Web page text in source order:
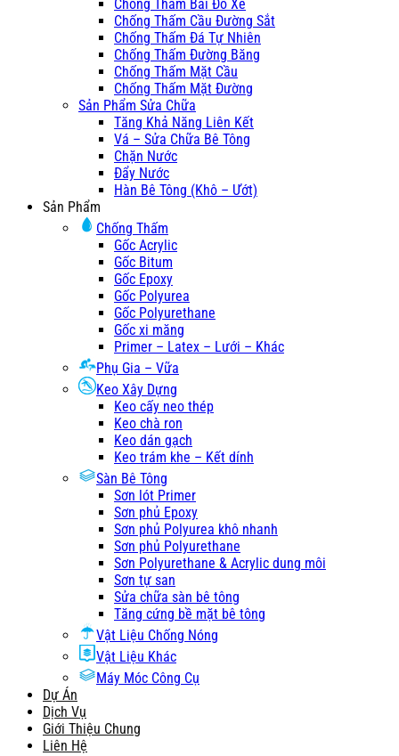
Chống Thấm Bãi Đỗ Xe
Chống Thấm Cầu Đường Sắt
Chống Thấm Đá Tự Nhiên
Chống Thấm Đường Băng
Chống Thấm Mặt Cầu
Chống Thấm Mặt Đường
Sản Phẩm Sửa Chữa
Tăng Khả Năng Liên Kết
Vá – Sửa Chữa Bê Tông
Chặn Nước
Đẩy Nước
Hàn Bê Tông (Khô – Ướt)
Sản Phẩm
Chống Thấm
Gốc Acrylic
Gốc Bitum
Gốc Epoxy
Gốc Polyurea
Gốc Polyurethane
Gốc xi măng
Primer – Latex – Lưới – Khác
Phụ Gia – Vữa
Keo Xây Dựng
Keo cấy neo thép
Keo chà ron
Keo dán gạch
Keo trám khe – Kết dính
Sàn Bê Tông
Sơn lót Primer
Sơn phủ Epoxy
Sơn phủ Polyurea khô nhanh
Sơn phủ Polyurethane
Sơn Polyurethane & Acrylic dung môi
Sơn tự san
Sửa chữa sàn bê tông
Tăng cứng bề mặt bê tông
Vật Liệu Chống Nóng
Vật Liệu Khác
Máy Móc Công Cụ
Dự Án
Dịch Vụ
Giới Thiệu Chung
Liên Hệ